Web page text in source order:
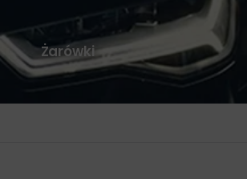
Żarówki